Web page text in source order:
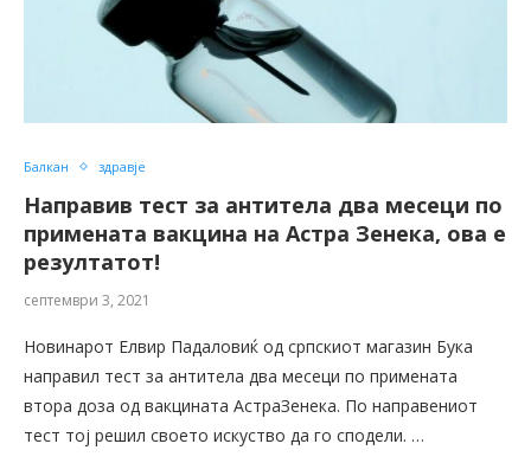
Балкан здравје
Направив тест за антитела два месеци по
примената вакцина на Астра Зенека, ова е
резултатот!
септември 3, 2021
Новинарот Елвир Падаловиќ од српскиот магазин Бука
направил тест за антитела два месеци по примената
втора доза од вакцината АстраЗенека. По направениот
тест тој решил своето искуство да го сподели. …